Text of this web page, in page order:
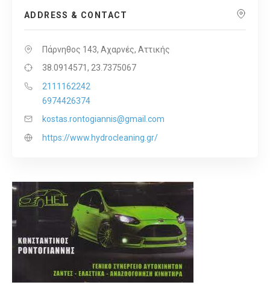
ADDRESS & CONTACT
Πάρνηθος 143, Αχαρνές, Αττικής
38.0914571, 23.7375067
2111162242
6974426374
kostas.rontogiannis@gmail.com
https://www.hydrocleaning.gr/